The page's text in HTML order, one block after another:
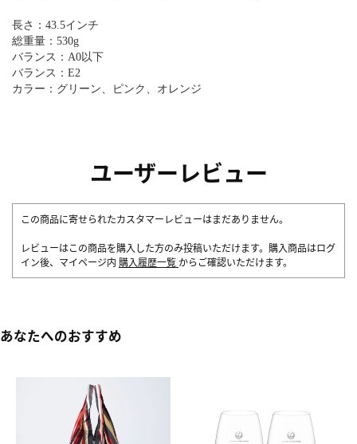
長さ：43.5インチ
総重量：530g
バランス：A0以下
バランス：E2
カラー：グリーン、ピンク、オレンジ
ユーザーレビュー
この商品に寄せられたカスタマーレビューはまだありません。
レビューはこの商品を購入した方のみ投稿いただけます。購入商品はログ
イン後、マイページ内 購入履歴一覧 からご確認いただけます。
あなたへのおすすめ